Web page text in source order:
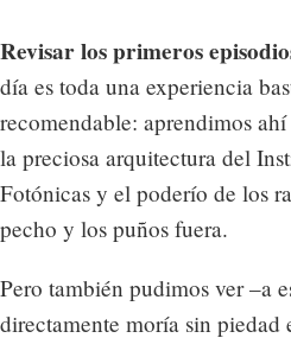
Revisar los primeros
día es toda una experiencia
recomendable: aprendimos
la preciosa arquitectura del
Fotónicas y el poderío de los
pecho y los puños fuera.
Pero también pudimos ver –a
directamente moría sin piedad